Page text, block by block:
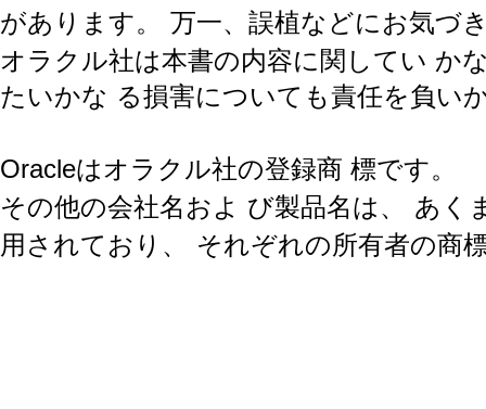
があります。
万一、誤植などにお気づ
オラクル社は本書の内容に関してい か
たいかな る損害についても責任を負い
Oracleはオラクル社の登録商 標です。
その他の会社名およ び製品名は、
あく
用されており、
それぞれの所有者の商